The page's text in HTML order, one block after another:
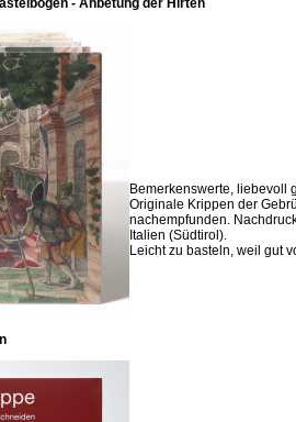
- Anbetung der Hirten
Bemerkenswerte, liebevoll
Originale Krippen der
nachempfunden.
Italien (Südtirol).
Leicht zu basteln, weil gut